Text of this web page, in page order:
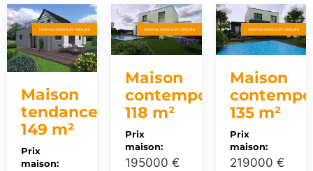
NOS MAISONS SUR-MESURE
Maison
tendance
149 m²
Prix
maison:
NOS MAISONS SUR-MESURE
Maison
contemporaine
118 m²
Prix
maison:
195000 €
NOS MAISONS SUR-MESURE
Maison
135 m²
Prix
maison:
219000 €